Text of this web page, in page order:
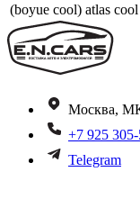
(boyue cool) atlas cool
Москва,
+7 925
Telegram